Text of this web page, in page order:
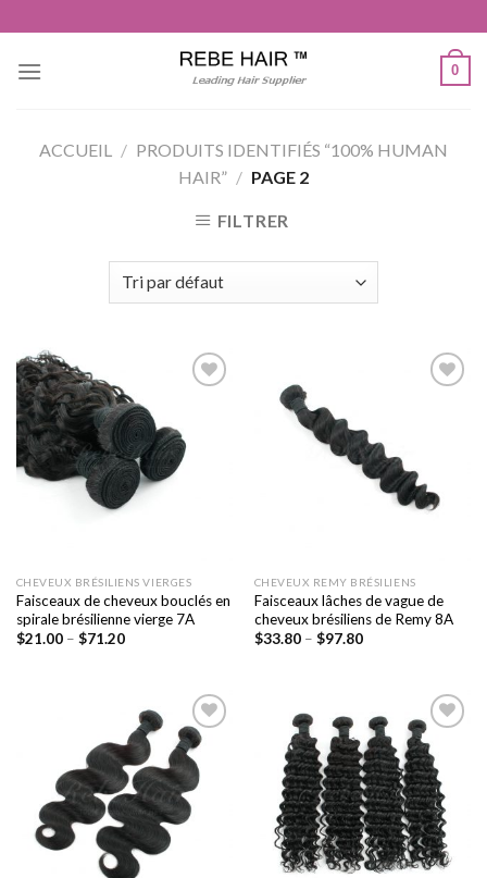
au
contenu
0
ACCUEIL / PRODUITS IDENTIFIÉS “100% HUMAN
HAIR” / PAGE 2
FILTRER
souhaits
CHEVEUX BRÉSILIENS VIERGES
Faisceaux de cheveux bouclés en
spirale brésilienne vierge 7A
$21.00– $71.20
CHEVEUX REMY BRÉSILIENS
Faisceaux lâches de vague de
cheveux brésiliens de Remy 8A
$33.80– $97.80
Ajouter
à la liste
de
souhaits
Ajouter
à la liste
de
souhaits